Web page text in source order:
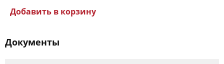
Добавить в корзину
Документы